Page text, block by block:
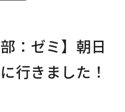
ップ
：ゼミ】朝日
行きました！